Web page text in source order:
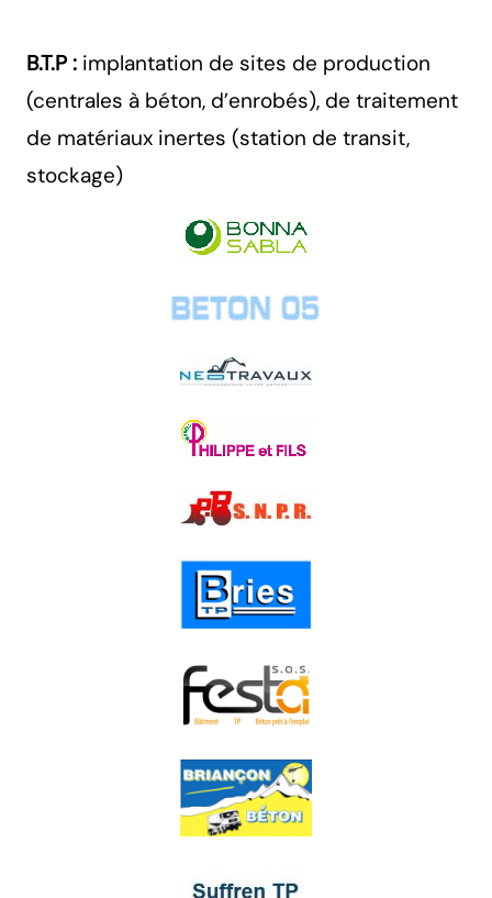
B.T.P : implantation de sites de production
(centrales à béton, d’enrobés), de traitement
de matériaux inertes (station de transit,
stockage)